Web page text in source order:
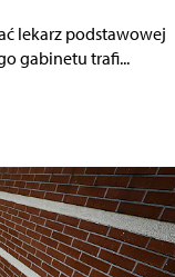
lekarz podstawowej
gabinetu trafi...